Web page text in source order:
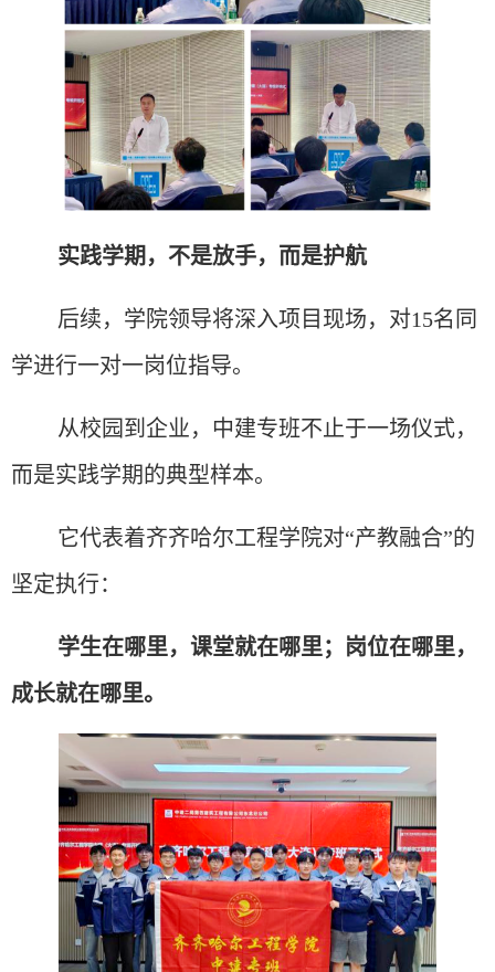
实践学期，不是放手，而是护航
后续，学院领导将深入项目现场，对15名同
学进行一对一岗位指导。
从校园到企业，中建专班不止于一场仪式，
而是实践学期的典型样本。
它代表着齐齐哈尔工程学院对“产教融合”的
坚定执行：
学生在哪里，课堂就在哪里；岗位在哪里，
成长就在哪里。